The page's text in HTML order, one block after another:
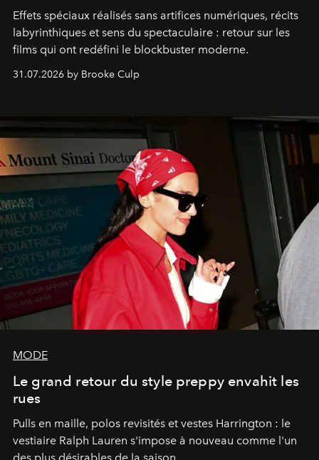
Effets spéciaux réalisés sans artifices numériques, récits
labyrinthiques et sens du spectaculaire : retour sur les
films qui ont redéfini le blockbuster moderne.
31.07.2026 by Brooke Culp
MODE
Le grand retour du style preppy envahit les
rues
Pulls en maille, polos revisités et vestes Harrington : le
vestiaire Ralph Lauren s'impose à nouveau comme l'un